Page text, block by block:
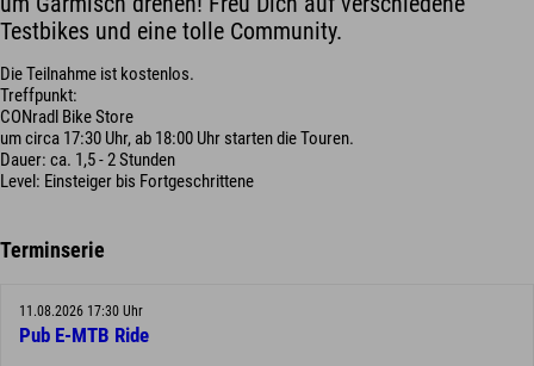
Testbikes und eine tolle Community.
Die Teilnahme ist kostenlos.
Treffpunkt:
CONradl Bike Store
um circa 17:30 Uhr, ab 18:00 Uhr starten die Touren.
Dauer: ca. 1,5 - 2 Stunden
Level: Einsteiger bis Fortgeschrittene
Terminserie
11.08.2026 17:30 Uhr
Pub E-MTB Ride